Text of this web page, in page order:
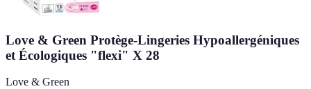
Love & Green Protège-Lingeries Hypoallergéniques
et Écologiques "flexi" X 28
Love & Green